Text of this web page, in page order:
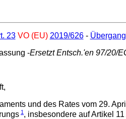
23VO (EU) 2019/626-
-Ersetzt Entsch.'en 97/20/
und des Rates vom 29.
1 , insbesondere auf Artikel 11